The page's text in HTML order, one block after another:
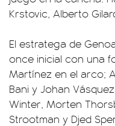
Krstovic, Alberto
El estratega de
once inicial con una
Martínez en el arco;
Bani y Johan
Winter, Morten
Strootman y Djed